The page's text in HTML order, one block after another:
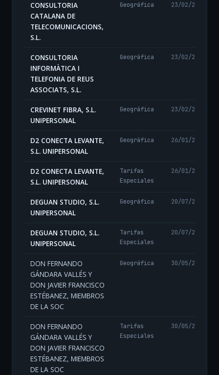
CONSULTORIA
CATALANA DE
TELECOMUNICACIONS,
S.L.
Geográfica 23/02/2024
CONSULTORIA
INFORMÀTICA I
TELEFONIA DE REUS
ASSOCIATS, S.L.
Geográfica 23/02/2024
CREVINET FIBRA, S.L.
UNIPERSONAL
Geográfica 23/02/2024
D2 CONECTA LEVANTE,
S.L. UNIPERSONAL
Geográfica 26/01/2026
D2 CONECTA LEVANTE,
S.L. UNIPERSONAL
Tarifas
Especiales
26/01/2026
DEGUAN STUDIO, S.L.
UNIPERSONAL
Geográfica 20/07/2026
DEGUAN STUDIO, S.L.
UNIPERSONAL
Tarifas
Especiales
20/07/2026
DON FERNANDO
GÁNDARA VALLÉS Y
DON JAVIER FRANCISCO
ESTÉBANEZ, MIEMBROS
DE LA SOC
Geográfica 30/05/2024
DON FERNANDO
GÁNDARA VALLÉS Y
DON JAVIER FRANCISCO
ESTÉBANEZ, MIEMBROS
DE LA SOC
Tarifas
Especiales
30/05/2024